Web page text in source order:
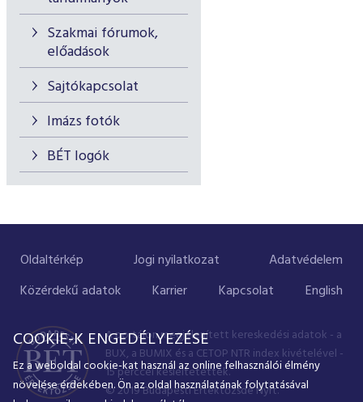
Szakmai fórumok,
előadások
Sajtókapcsolat
Imázs fotók
BÉT logók
Oldaltérkép Jogi nyilatkozat
Adatvédelem
Közérdekű adatok
Karrier Kapcsolat English
A portálon megjelenített kereskedési adatok - a
BUX, a BUMIX és a CETOP NTR index kivételével -
15 perccel késleltetettek.
© 2019 Budapesti Értéktőzsde Nyrt.
COOKIE-K ENGEDÉLYEZÉSE
Ez a weboldal cookie-kat használ az online felhasználói élmény
növelése érdekében. Ön az oldal használatának folytatásával